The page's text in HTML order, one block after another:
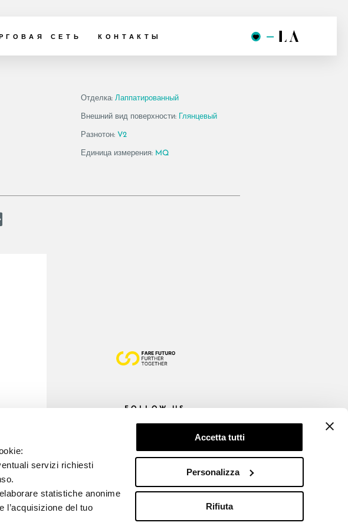
servizi richiesti
statistiche anonime
l’acquisizione del tuo
Accetta tutti
Personalizza
Rifiuta
СЕТЬ КОНТАКТЫ
Отделка: Лаппатированный
Внешний вид поверхности: Глянцевый
Разнотон: V2
Единица измерения: MQ
FOLLOW US